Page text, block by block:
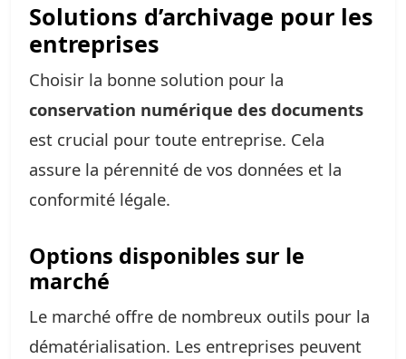
Solutions d’archivage pour les
entreprises
Choisir la bonne solution pour la
conservation numérique des documents
est crucial pour toute entreprise. Cela
assure la pérennité de vos données et la
conformité légale.
Options disponibles sur le
marché
Le marché offre de nombreux outils pour la
dématérialisation. Les entreprises peuvent